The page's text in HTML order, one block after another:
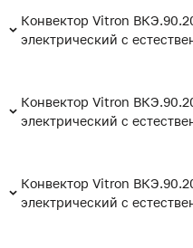
Конвектор Vitron
электрический с
Конвектор Vitron
электрический с
Конвектор Vitron
электрический с